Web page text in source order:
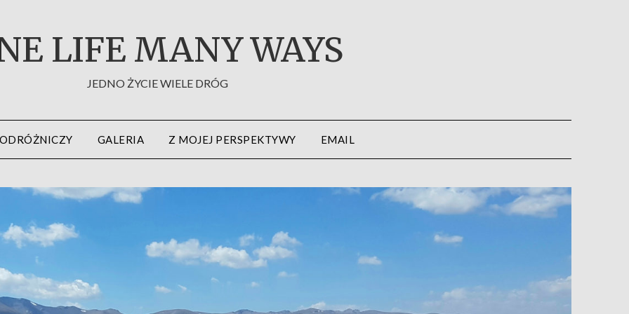
LIFE MANY WAYS
JEDNO ŻYCIE WIELE DRÓG
GALERIA Z MOJEJ PERSPEKTYWY EMAIL